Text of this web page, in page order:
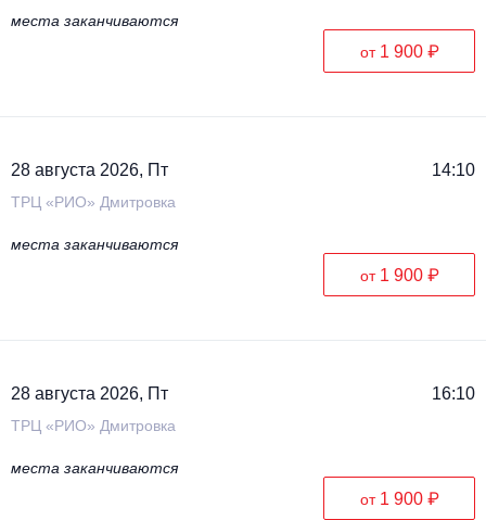
места заканчиваются
от 1 900 ₽
28 августа 2026, Пт 14:10
ТРЦ «РИО» Дмитровка
места заканчиваются
от 1 900 ₽
28 августа 2026, Пт 16:10
ТРЦ «РИО» Дмитровка
места заканчиваются
от 1 900 ₽